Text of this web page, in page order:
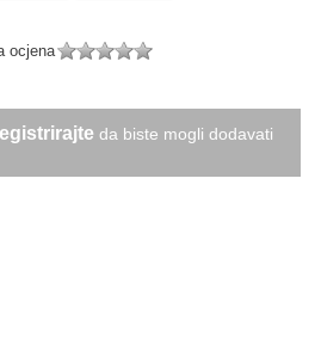
ocjena
da biste mogli dodavati